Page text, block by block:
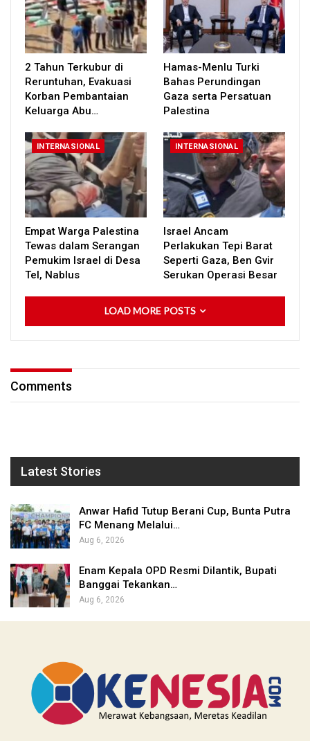
2 Tahun Terkubur di
Reruntuhan, Evakuasi
Korban Pembantaian
Keluarga Abu…
Hamas-Menlu Turki
Bahas Perundingan
Gaza serta Persatuan
Palestina
INTERNASIONAL
Empat Warga Palestina
Tewas dalam Serangan
Pemukim Israel di Desa
Tel, Nablus
INTERNASIONAL
Israel Ancam
Perlakukan Tepi Barat
Seperti Gaza, Ben Gvir
Serukan Operasi Besar
LOAD MORE POSTS
Comments
Latest Stories
Anwar Hafid Tutup Berani Cup, Bunta Putra
FC Menang Melalui…
Aug 6, 2026
Enam Kepala OPD Resmi Dilantik, Bupati
Banggai Tekankan…
Aug 6, 2026